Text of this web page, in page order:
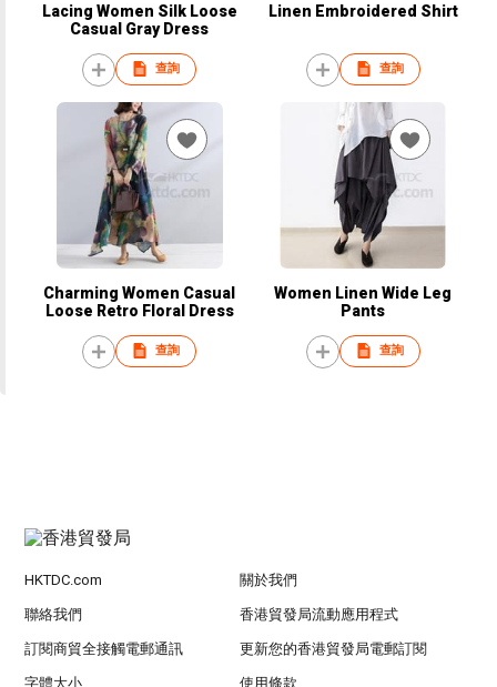
Lacing Women Silk Loose
Casual Gray Dress
查詢
Linen Embroidered Shirt
查詢
Charming Women Casual
Loose Retro Floral Dress
查詢
Women Linen Wide Leg
Pants
查詢
HKTDC.com 關於我們
聯絡我們 香港貿發局流動應用程式
訂閱商貿全接觸電郵通訊 更新您的香港貿發局電郵訂閱
字體大小 使用條款